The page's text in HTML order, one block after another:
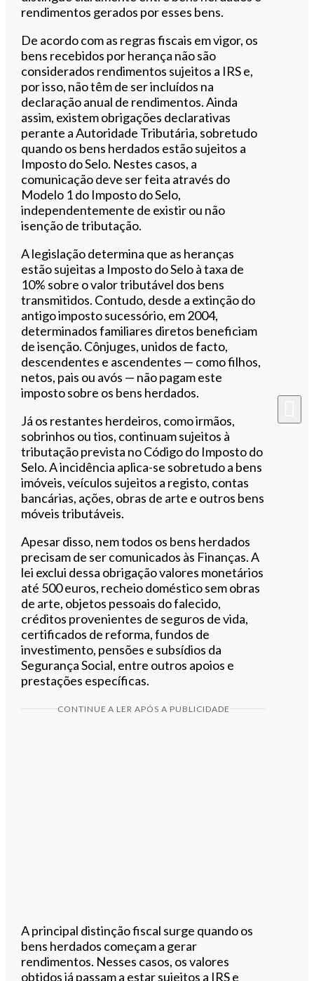
rendimentos gerados por esses bens.
De acordo com as regras fiscais em vigor, os
bens recebidos por herança não são
considerados rendimentos sujeitos a IRS e,
por isso, não têm de ser incluídos na
declaração anual de rendimentos. Ainda
assim, existem obrigações declarativas
perante a Autoridade Tributária, sobretudo
quando os bens herdados estão sujeitos a
Imposto do Selo. Nestes casos, a
comunicação deve ser feita através do
Modelo 1 do Imposto do Selo,
independentemente de existir ou não
isenção de tributação.
A legislação determina que as heranças
estão sujeitas a Imposto do Selo à taxa de
10% sobre o valor tributável dos bens
transmitidos. Contudo, desde a extinção do
antigo imposto sucessório, em 2004,
determinados familiares diretos beneficiam
de isenção. Cônjuges, unidos de facto,
descendentes e ascendentes — como filhos,
netos, pais ou avós — não pagam este
imposto sobre os bens herdados.
Já os restantes herdeiros, como irmãos,
sobrinhos ou tios, continuam sujeitos à
tributação prevista no Código do Imposto do
Selo. A incidência aplica-se sobretudo a bens
imóveis, veículos sujeitos a registo, contas
bancárias, ações, obras de arte e outros bens
móveis tributáveis.
Apesar disso, nem todos os bens herdados
precisam de ser comunicados às Finanças. A
lei exclui dessa obrigação valores monetários
até 500 euros, recheio doméstico sem obras
de arte, objetos pessoais do falecido,
créditos provenientes de seguros de vida,
certificados de reforma, fundos de
investimento, pensões e subsídios da
Segurança Social, entre outros apoios e
prestações específicas.
CONTINUE A LER APÓS A PUBLICIDADE
A principal distinção fiscal surge quando os
bens herdados começam a gerar
rendimentos. Nesses casos, os valores
obtidos já passam a estar sujeitos a IRS e